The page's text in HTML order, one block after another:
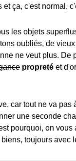
ça, c'est normal,
les objets
oubliés, de
ne veut plus. De
propreté et
car tout ne va
une seconde
pourquoi, on vous
toujours avec